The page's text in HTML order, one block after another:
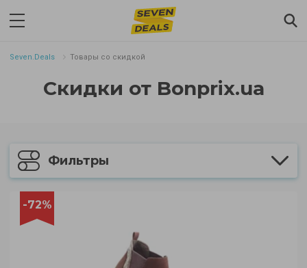
Seven.Deals Товары со скидкой
Скидки от Bonprix.ua
Фильтры
-72%